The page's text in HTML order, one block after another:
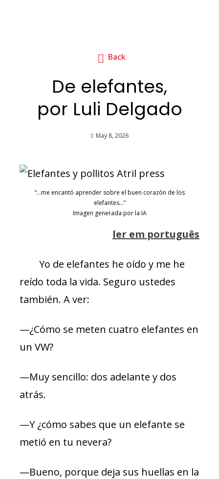
Back
De elefantes,
por Luli Delgado
May 8, 2026
“…me encantó aprender sobre el buen corazón de los
elefantes…”
Imagen generada por la IA
ler em português
Yo de elefantes he oído y me he
reído toda la vida. Seguro ustedes
también. A ver:
—¿Cómo se meten cuatro elefantes en
un VW?
—Muy sencillo: dos adelante y dos
atrás.
—Y ¿cómo sabes que un elefante se
metió en tu nevera?
—Bueno, porque deja sus huellas en la